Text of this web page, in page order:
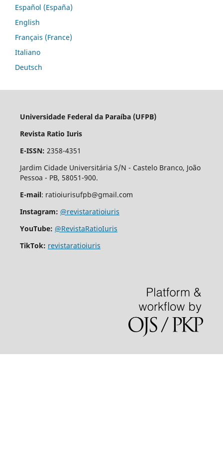
Español (España)
English
Français (France)
Italiano
Deutsch
Universidade Federal da Paraíba (UFPB)
Revista Ratio Iuris
E-ISSN: 2358-4351
Jardim Cidade Universitária S/N - Castelo Branco, João
Pessoa - PB, 58051-900.
E-mail: ratioiurisufpb@gmail.com
Instagram: @revistaratioiuris
YouTube: @RevistaRatioIuris
TikTok: revistaratioiuris